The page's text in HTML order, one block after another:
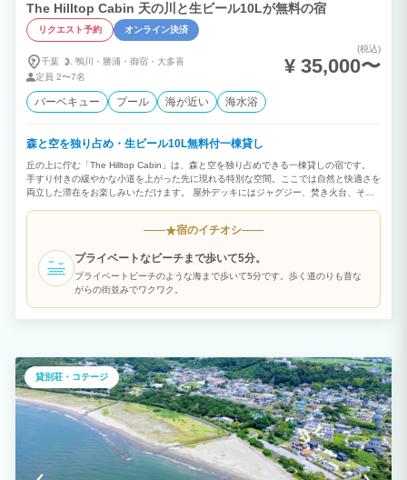
The Hilltop Cabin 天の川と生ビール10Lが無料の宿
リクエスト予約 オンライン決済
千葉 鴨川・ 勝浦・ 御宿・ 大多喜
定員 2〜7名
(税込)
¥ 35,000〜
バーベキュー プール 海が近い 海水浴
森と空を独り占め・生ビール10L無料付一棟貸し
丘の上に佇む「The Hilltop Cabin」は、森と空を独り占めできる一棟貸しの宿です。
手すり付きの緩やかな小道を上がった先に現れる特別な空間。ここでは自然と快適さを
両立した滞在をお楽しみいただけます。 屋外デッキにはジャグジー、焚き火台、そし
験できません。 室内にはレザーソファと65インチテレビ、Wi-Fiを完備。 キッチン・冷
ットレス2枚で、最大6名まで宿泊可能。 徒歩5分で海にもアクセスでき、散歩や磯遊
びもおすすめ。 「何もしない贅沢」を味わいたい方にも、仲間と特別な時間を楽しみ
たい方にもぴったりです。
★宿のイチオシ
プライベートなビーチまで歩いて5分。
プライベートビーチのような海まで歩いて5分です。歩く道のりも昔な
がらの街並みでワクワク。
貸別荘・コテージ